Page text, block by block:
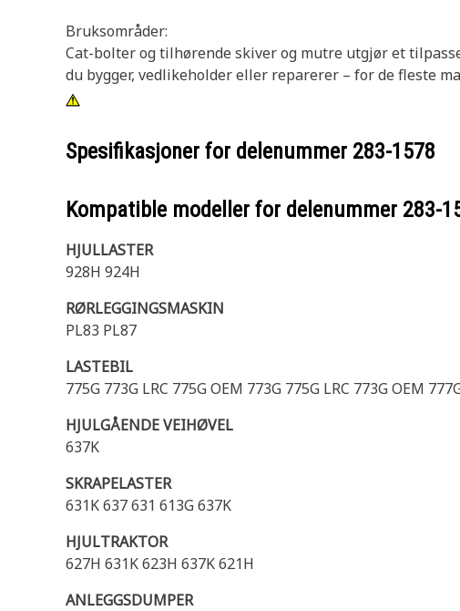
Bruksområder:
Cat-bolter og tilhørende skiver og mutre utgjør et
du bygger, vedlikeholder eller reparerer – for de fleste
Spesifikasjoner for delenummer 283-1578
Kompatible modeller for delenummer 283-
HJULLASTER
928H 924H
RØRLEGGINGSMASKIN
PL83 PL87
LASTEBIL
775G 773G LRC 775G OEM 773G 775G LRC 773G OEM
HJULGÅENDE VEIHØVEL
637K
SKRAPELASTER
631K 637 631 613G 637K
HJULTRAKTOR
627H 631K 623H 637K 621H
ANLEGGSDUMPER